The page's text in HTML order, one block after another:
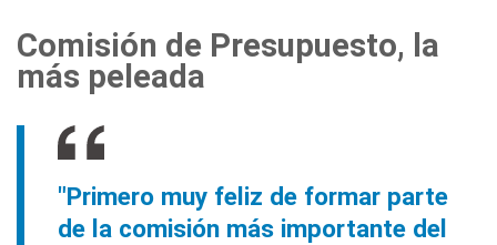
Comisión de Presupuesto, la
más peleada
"Primero muy feliz de formar parte
de la comisión más importante del